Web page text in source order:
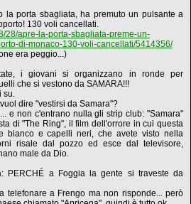
la porta sbagliata, ha premuto un pulsante a
130 voli cancellati.
28/apre-la-porta-sbagliata-preme-un-
di-monaco-130-voli-cancellati/5414356/
era peggio...)
i giovani si organizzano in ronde per
che si vestono da SAMARA!!!
su.
dire "vestirsi da Samara"?
e non c'entrano nulla gli strip club: "Samara"
di "The Ring", il film dell'orrore in cui questa
bianco e capelli neri, che avete visto nella
risale dal pozzo ed esce dal televisore,
male da Dio.
PERCHÉ a Foggia la gente si traveste da
telefonare a Frengo ma non risponde... però